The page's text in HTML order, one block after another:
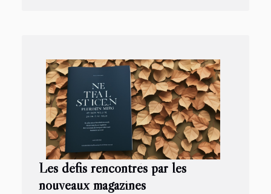
Les défis rencontrés par les
nouveaux magazines